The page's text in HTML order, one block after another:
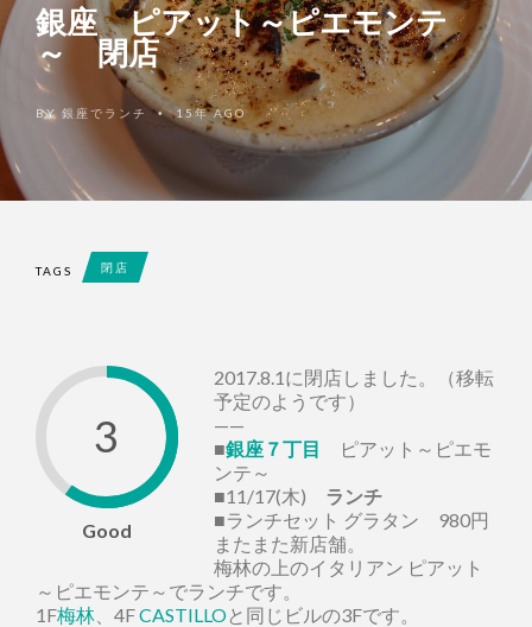
銀座 ピアット～ピエモンテ
～ 閉店
BY 銀座でランチ •15年 AGO
TAGS 閉店
3
Good
2017.8.1に閉店しました。（移転
予定のようです）
——
■銀座７丁目
ピアット～ピエモ
ンテ～
■11/17(木) ランチ
■ランチセット グラタン 980円
またまた新店舗。
梅林の上のイタリアン ピアット
～ピエモンテ～でランチです。
1F梅林 、4FCASTILLOと同じビルの3Fです。